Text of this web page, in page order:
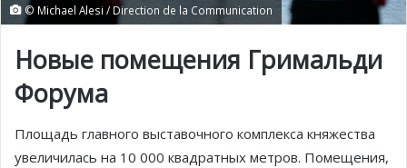
© Michael Alesi / Direction de la Communication
Новые помещения Гримальди
Форума
Площадь главного выставочного комплекса княжества
увеличилась на 10 000 квадратных метров. Помещения,